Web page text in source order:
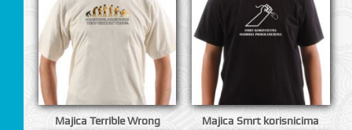
Majica Terrible Wrong Majica Smrt korisnicima